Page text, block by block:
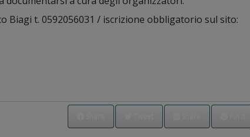
Biagi t. 0592056031 / iscrizione obbligatorio sul sito: